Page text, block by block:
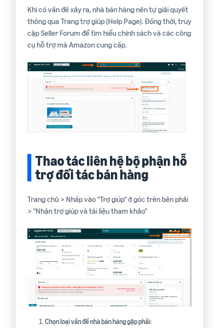
Khi có vấn đề xảy ra, nhà bán hàng nên tự giải quyết
thông qua Trang trợ giúp (Help Page). Đồng thời, truy
cập Seller Forum để tìm hiểu chính sách và các công
cụ hỗ trợ mà Amazon cung cấp.
Thao tác liên hệ bộ phận hỗ
trợ đối tác bán hàng
Trang chủ > Nhấp vào "Trợ giúp" ở góc trên bên phải
> "Nhận trợ giúp và tài liệu tham khảo"
Chọn loại vấn đề nhà bán hàng gặp phải: